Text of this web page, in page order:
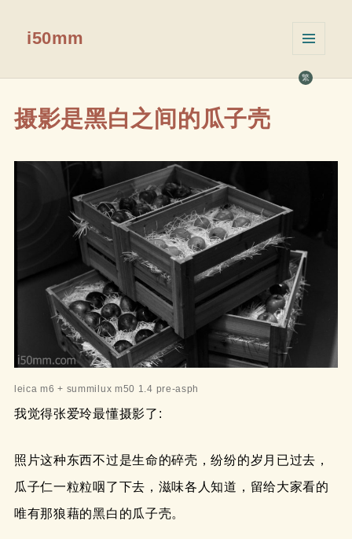
繁
i50mm
挂件
摄影是黑白之间的瓜子壳
leica m6 + summilux m50 1.4 pre-asph
我觉得张爱玲最懂摄影了:
照片这种东西不过是生命的碎壳，纷纷的岁月已过去，
瓜子仁一粒粒咽了下去，滋味各人知道，留给大家看的
唯有那狼藉的黑白的瓜子壳。